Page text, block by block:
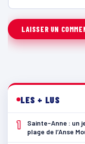
LES + LUS
1
Sainte-Anne : un
plage de l’Anse